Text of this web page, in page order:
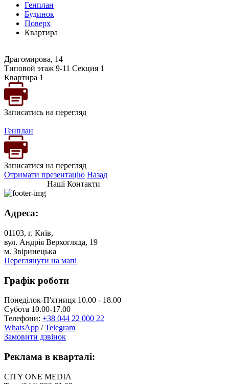
Генплан
Будинок
Поверх
Квартира
Драгомирова, 14
Типовой этаж 9-11 Секция 1
Квартира 1
Записатись на перегляд
Генплан
Записатися на перегляд
Отримати презентацію Назад
Наші Контакти
Адреса:
01103, г. Київ,
вул. Андрія Верхогляда, 19
м. Звіринецька
Переглянути на мапі
Графік роботи
Понеділок-П'ятниця 10.00 - 18.00
Субота 10.00-17.00
Телефони: +38 044 22 000 22
WhatsApp /Telegram
Замовити дзвінок
Реклама в кварталі:
CITY ONE MEDIA